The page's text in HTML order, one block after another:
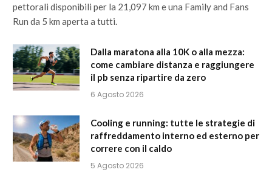
pettorali disponibili per la 21,097 km e una Family and Fans
Run da 5 km aperta a tutti.
Dalla maratona alla 10K o alla mezza:
come cambiare distanza e raggiungere
il pb senza ripartire da zero
6 Agosto 2026
Cooling e running: tutte le strategie di
raffreddamento interno ed esterno per
correre con il caldo
5 Agosto 2026